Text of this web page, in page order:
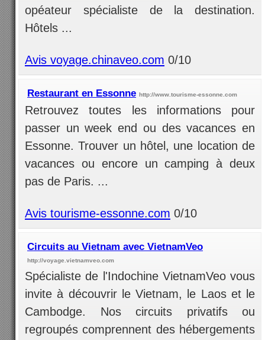
opéateur spécialiste de la destination.
Hôtels ...
Avis voyage.chinaveo.com 0/10
Restaurant en Essonne http://www.tourisme-essonne.com
Retrouvez toutes les informations pour
passer un week end ou des vacances en
Essonne. Trouver un hôtel, une location de
vacances ou encore un camping à deux
pas de Paris. ...
Avis tourisme-essonne.com 0/10
Circuits au Vietnam avec VietnamVeo
http://voyage.vietnamveo.com
Spécialiste de l'Indochine VietnamVeo vous
invite à découvrir le Vietnam, le Laos et le
Cambodge. Nos circuits privatifs ou
regroupés comprennent des hébergements